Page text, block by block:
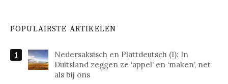
POPULAIRSTE ARTIKELEN
Nedersaksisch en Plattdeutsch (1): In
Duitsland zeggen ze ‘appel’ en ‘maken’, net
als bij ons